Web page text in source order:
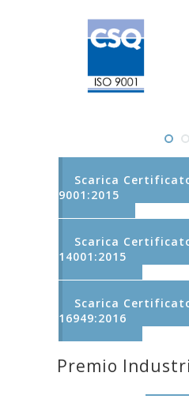
Scarica
9001:2015
Scarica
14001:2015
Scarica
16949:2016
Premio